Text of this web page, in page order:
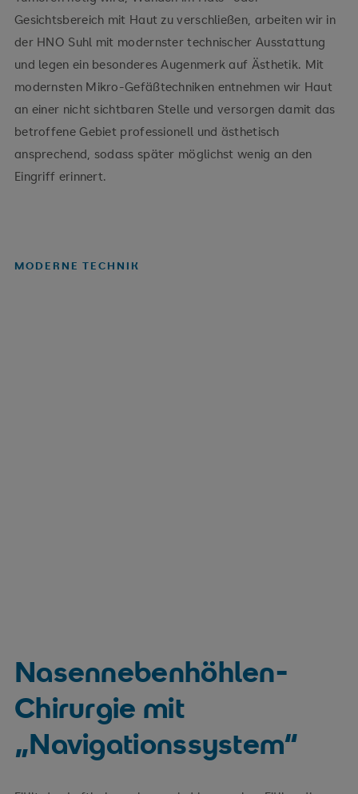
Gesichtsbereich mit Haut zu verschließen, arbeiten wir in
der HNO Suhl mit modernster technischer Ausstattung
und legen ein besonderes Augenmerk auf Ästhetik. Mit
modernsten Mikro-Gefäßtechniken entnehmen wir Haut
an einer nicht sichtbaren Stelle und versorgen damit das
betroffene Gebiet professionell und ästhetisch
ansprechend, sodass später möglichst wenig an den
Eingriff erinnert.
MODERNE TECHNIK
Nasennebenhöhlen-
Chirurgie mit
„Navigationssystem“